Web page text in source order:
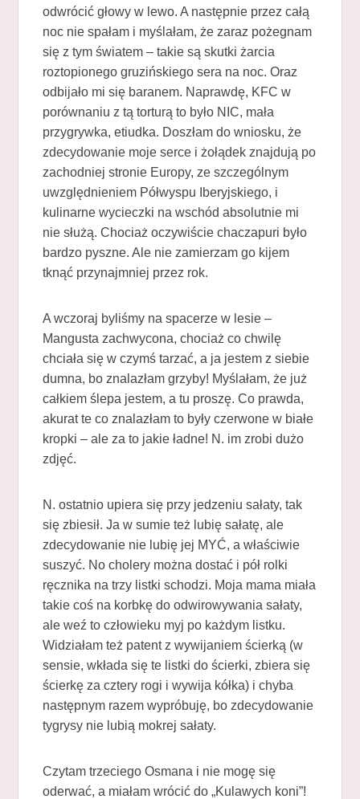
odwrócić głowy w lewo. A następnie przez całą
noc nie spałam i myślałam, że zaraz pożegnam
się z tym światem – takie są skutki żarcia
roztopionego gruzińskiego sera na noc. Oraz
odbijało mi się baranem. Naprawdę, KFC w
porównaniu z tą torturą to było NIC, mała
przygrywka, etiudka. Doszłam do wniosku, że
zdecydowanie moje serce i żołądek znajdują po
zachodniej stronie Europy, ze szczególnym
uwzględnieniem Półwyspu Iberyjskiego, i
kulinarne wycieczki na wschód absolutnie mi
nie służą. Chociaż oczywiście chaczapuri było
bardzo pyszne. Ale nie zamierzam go kijem
tknąć przynajmniej przez rok.
A wczoraj byliśmy na spacerze w lesie –
Mangusta zachwycona, chociaż co chwilę
chciała się w czymś tarzać, a ja jestem z siebie
dumna, bo znalazłam grzyby! Myślałam, że już
całkiem ślepa jestem, a tu proszę. Co prawda,
akurat te co znalazłam to były czerwone w białe
kropki – ale za to jakie ładne! N. im zrobi dużo
zdjęć.
N. ostatnio upiera się przy jedzeniu sałaty, tak
się zbiesił. Ja w sumie też lubię sałatę, ale
zdecydowanie nie lubię jej MYĆ, a właściwie
suszyć. No cholery można dostać i pół rolki
ręcznika na trzy listki schodzi. Moja mama miała
takie coś na korbkę do odwirowywania sałaty,
ale weź to człowieku myj po każdym listku.
Widziałam też patent z wywijaniem ścierką (w
sensie, wkłada się te listki do ścierki, zbiera się
ścierkę za cztery rogi i wywija kółka) i chyba
następnym razem wypróbuję, bo zdecydowanie
tygrysy nie lubią mokrej sałaty.
Czytam trzeciego Osmana i nie mogę się
oderwać, a miałam wrócić do „Kulawych koni”!